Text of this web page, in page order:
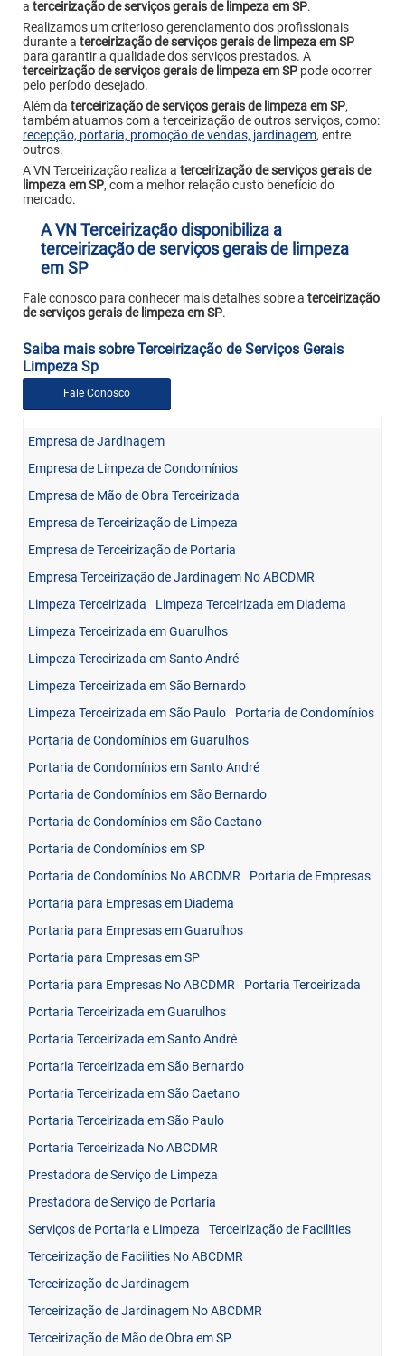
a terceirização de serviços gerais de limpeza em SP.
Realizamos um criterioso gerenciamento dos profissionais
durante a terceirização de serviços gerais de limpeza em SP
para garantir a qualidade dos serviços prestados. A
terceirização de serviços gerais de limpeza em SP pode ocorrer
pelo período desejado.
Além da terceirização de serviços gerais de limpeza em SP,
também atuamos com a terceirização de outros serviços, como:
recepção, portaria, promoção de vendas, jardinagem, entre
outros.
A VN Terceirização realiza a terceirização de serviços gerais de
limpeza em SP, com a melhor relação custo benefício do
mercado.
A VN Terceirização disponibiliza a
terceirização de serviços gerais de limpeza
em SP
Fale conosco para conhecer mais detalhes sobre a terceirização
de serviços gerais de limpeza em SP.
Saiba mais sobre Terceirização de Serviços Gerais
Limpeza Sp
Fale Conosco
Empresa de Jardinagem
Empresa de Limpeza de Condomínios
Empresa de Mão de Obra Terceirizada
Empresa de Terceirização de Limpeza
Empresa de Terceirização de Portaria
Empresa Terceirização de Jardinagem No ABCDMR
Limpeza Terceirizada
Limpeza Terceirizada em Diadema
Limpeza Terceirizada em Guarulhos
Limpeza Terceirizada em Santo André
Limpeza Terceirizada em São Bernardo
Limpeza Terceirizada em São Paulo
Portaria de Condomínios
Portaria de Condomínios em Guarulhos
Portaria de Condomínios em Santo André
Portaria de Condomínios em São Bernardo
Portaria de Condomínios em São Caetano
Portaria de Condomínios em SP
Portaria de Condomínios No ABCDMR
Portaria de Empresas
Portaria para Empresas em Diadema
Portaria para Empresas em Guarulhos
Portaria para Empresas em SP
Portaria para Empresas No ABCDMR
Portaria Terceirizada
Portaria Terceirizada em Guarulhos
Portaria Terceirizada em Santo André
Portaria Terceirizada em São Bernardo
Portaria Terceirizada em São Caetano
Portaria Terceirizada em São Paulo
Portaria Terceirizada No ABCDMR
Prestadora de Serviço de Limpeza
Prestadora de Serviço de Portaria
Serviços de Portaria e Limpeza
Terceirização de Facilities
Terceirização de Facilities No ABCDMR
Terceirização de Jardinagem
Terceirização de Jardinagem No ABCDMR
Terceirização de Mão de Obra em SP